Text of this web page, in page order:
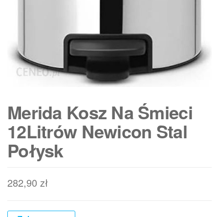
Merida Kosz Na Śmieci
12Litrów Newicon Stal
Połysk
282,90 zł